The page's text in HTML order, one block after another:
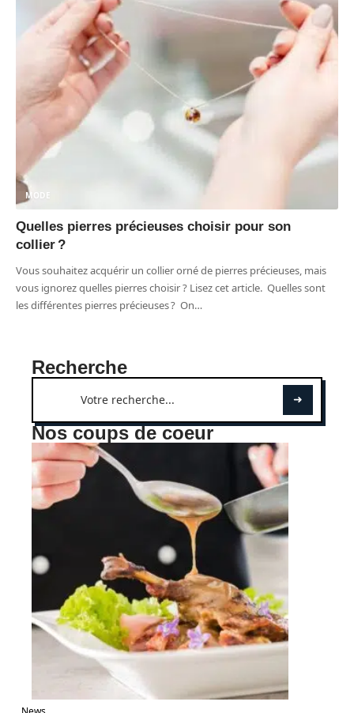
MODE
Quelles pierres précieuses choisir pour son
collier ?
Vous souhaitez acquérir un collier orné de pierres précieuses, mais
vous ignorez quelles pierres choisir ? Lisez cet article. Quelles sont
les différentes pierres précieuses ? On…
Recherche
Nos coups de coeur